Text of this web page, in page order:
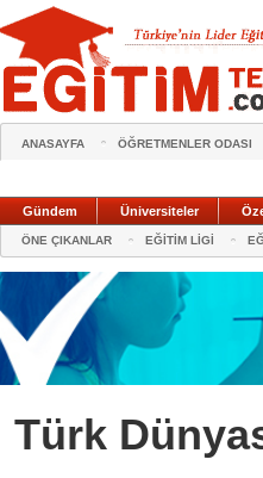
ANASAYFA ÖĞRETMENLER ODASI
Gündem Üniversiteler
ÖNE ÇIKANLAR EĞİTİM LİGİ
Türk